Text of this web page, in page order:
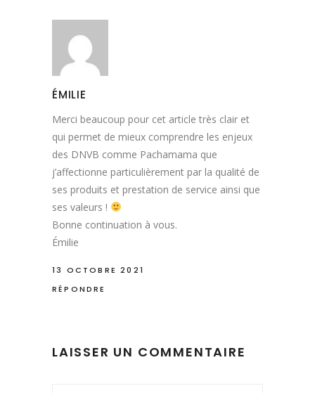
ÉMILIE
Merci beaucoup pour cet article très clair et
qui permet de mieux comprendre les enjeux
des DNVB comme Pachamama que
j’affectionne particulièrement par la qualité de
ses produits et prestation de service ainsi que
ses valeurs !
Bonne continuation à vous.
Émilie
13 OCTOBRE 2021
RÉPONDRE
LAISSER UN COMMENTAIRE